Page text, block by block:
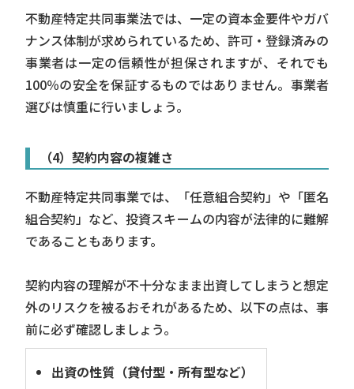
不動産特定共同事業法では、一定の資本金要件やガバ
ナンス体制が求められているため、許可・登録済みの
事業者は一定の信頼性が担保されますが、それでも
100％の安全を保証するものではありません。事業者
選びは慎重に行いましょう。
（4）契約内容の複雑さ
不動産特定共同事業では、「任意組合契約」や「匿名
組合契約」など、投資スキームの内容が法律的に難解
であることもあります。
契約内容の理解が不十分なまま出資してしまうと想定
外のリスクを被るおそれがあるため、以下の点は、事
前に必ず確認しましょう。
出資の性質（貸付型・所有型など）